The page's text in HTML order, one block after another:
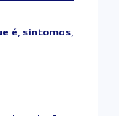
é, sintomas,